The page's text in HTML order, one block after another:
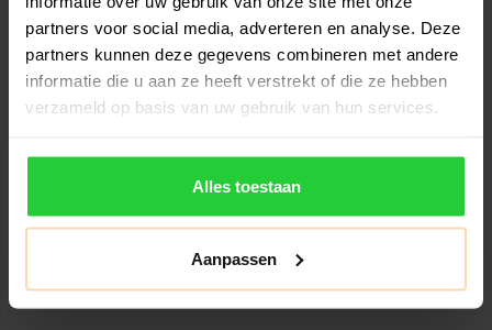
partners voor social media, adverteren en analyse. Deze
partners kunnen deze gegevens combineren met andere
informatie die u aan ze heeft verstrekt of die ze hebben
verzameld op basis van uw gebruik van hun services.
Alles toestaan
Aanpassen
racket aan te pas..